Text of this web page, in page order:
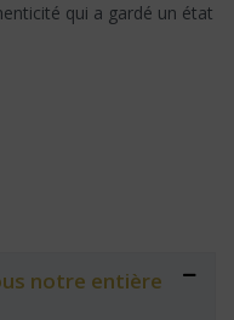
qui a gardé un état
notre entière